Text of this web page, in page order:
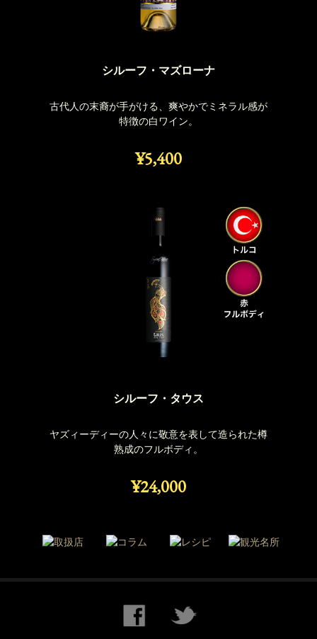
シルーフ・マズローナ
古代人の末裔が手がける、爽やかでミネラル感が
特徴の白ワイン。
¥5,400
シルーフ・タウス
ヤズィーディーの人々に敬意を表して造られた樽
熟成のフルボディ。
¥24,000